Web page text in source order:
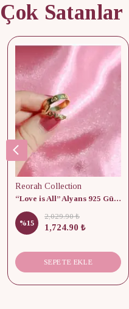
Çok Satanlar
Reorah Collection
“Love is All” Alyans 925 Gümüş - Medium Beden
%15
2,029.90 ₺
1,724.90 ₺
SEPETE EKLE